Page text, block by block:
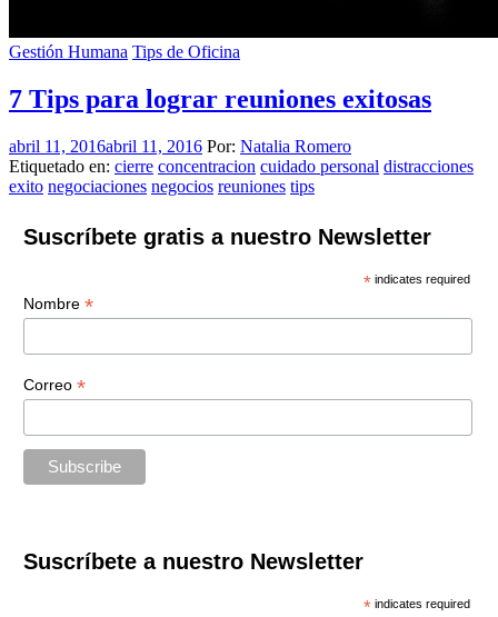
Gestión Humana Tips de Oficina
7 Tips para lograr reuniones exitosas
abril 11, 2016abril 11, 2016 Por: Natalia Romero
Etiquetado en: cierre concentracion cuidado personal distracciones
exito negociaciones negocios reuniones tips
Suscríbete gratis a nuestro Newsletter
* indicates required
Nombre *
Correo *
Suscríbete a nuestro Newsletter
* indicates required